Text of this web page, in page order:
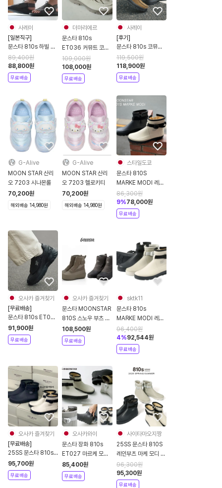
사레이
[일본직구]
문스타 810s 하빌 샌
들 남녀공용 블랙 아이
보리 ET039 26SS
89,400원
88,800원
무료배송
더마리에르
문스타 810s
ET036 커뮤트 코뮤
트 로퍼 2컬러 매트 블
랙 / 샌드
109,000원
108,000원
무료배송
사레이
[후기]
문스타 810s 코뮤트
커뮤트 모카신
MOONSTAR
COMUT ET036
24FW
119,500원
118,900원
무료배송
G-Alive
MOON STAR 산리
오 7203 시나몬롤
70,200원
해외배송 14,980원
G-Alive
MOON STAR 산리
오 7203 헬로키티
70,200원
해외배송 14,980원
스타일도쿄
문스타 810S
MARKE MODI 레인
부츠 3컬러
86,300원
9%78,000원
무료배송
오사카 즐겨찾기
[무료배송]
문스타 810s ET029
밴드스튜던 벨크로 운
동화 2컬러 남녀공용
91,900원
무료배송
오사카 즐겨찾기
문스타 MOONSTAR
810S 스노우 부츠 겨
울 남여공용 ET013
108,500원
무료배송
sktk11
문스타 810s
MARKE MODI 레인
부츠 장화 3컬러
ET027
96,400원
4%92,544원
무료배송
오사카 즐겨찾기
[무료배송]
25SS 문스타 810s
마르케 모디 ET027
레인부츠 장화 남녀공
용 커플
95,700원
무료배송
오사카와이
문스타 장화 810s
ET027 마르케 모디
MARKE MODI 남녀
공용 레인부츠
85,400원
무료배송
사이타마오지짱
25SS 문스타 810S
레인부츠 마케 모디 커
플 장화 남녀공용 3컬
러 ET027
96,300원
95,300원
무료배송